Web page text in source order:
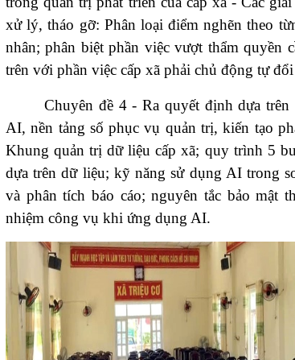
xử lý, tháo gỡ: Phân loại điểm nghẽn theo
nhân; phân biệt phần việc vượt thẩm quyền
trên với phần việc cấp xã phải chủ động tự
Chuyên đề 4 - Ra quyết định dựa
AI, nền tảng số phục vụ quản trị, kiến tạo
Khung quản trị dữ liệu cấp xã; quy trình 5
dựa trên dữ liệu; kỹ năng sử dụng AI trong
và phân tích báo cáo; nguyên tắc bảo mật
nhiệm công vụ khi ứng dụng AI.